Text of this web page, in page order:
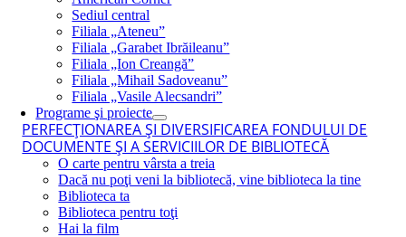
Sediul central
Filiala „Ateneu”
Filiala „Garabet Ibrăileanu”
Filiala „Ion Creangă”
Filiala „Mihail Sadoveanu”
Filiala „Vasile Alecsandri”
Programe şi proiecte
PERFECŢIONAREA ŞI DIVERSIFICAREA FONDULUI DE
DOCUMENTE ŞI A SERVICIILOR DE BIBLIOTECĂ
O carte pentru vârsta a treia
Dacă nu poţi veni la bibliotecă, vine biblioteca la tine
Biblioteca ta
Biblioteca pentru toţi
Hai la film